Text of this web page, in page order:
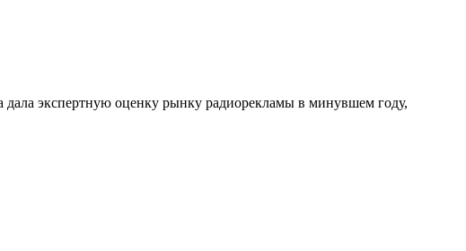
экспертную оценку рынку радиорекламы в минувшем году,